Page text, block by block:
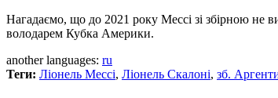
Нагадаємо, що до 2021 року Мессі зі збірною не
володарем Кубка Америки.
another languages: ru
Теги: Ліонель Мессі, Ліонель Скалоні, зб.